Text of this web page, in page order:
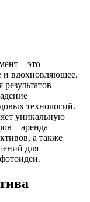
– это
и вдохновляющее.
технологий.
уникальную
– аренда
а также
для